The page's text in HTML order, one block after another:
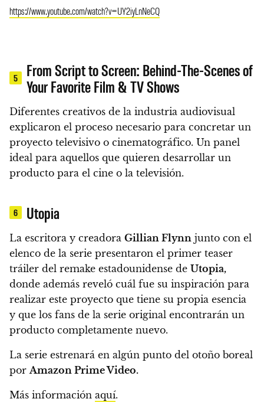
https://www.youtube.com/watch?v=UY2iyLnNeCQ
5
From Script to Screen: Behind-The-Scenes of
Your Favorite Film & TV Shows
Diferentes creativos de la industria audiovisual
explicaron el proceso necesario para concretar un
proyecto televisivo o cinematográfico. Un panel
ideal para aquellos que quieren desarrollar un
producto para el cine o la televisión.
6 Utopia
La escritora y creadora Gillian Flynn junto con el
elenco de la serie presentaron el primer teaser
tráiler del remake estadounidense de Utopia,
donde además reveló cuál fue su inspiración para
realizar este proyecto que tiene su propia esencia
y que los fans de la serie original encontrarán un
producto completamente nuevo.
La serie estrenará en algún punto del otoño boreal
porAmazon Prime Video.
Más información aquí.